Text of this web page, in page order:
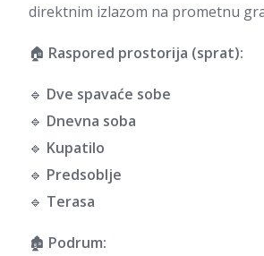
direktnim izlazom na prometnu
🏠 Raspored prostorija (sprat):
🔹 Dve spavaće sobe
🔹 Dnevna soba
🔹 Kupatilo
🔹 Predsoblje
🔹 Terasa
🏚️ Podrum: